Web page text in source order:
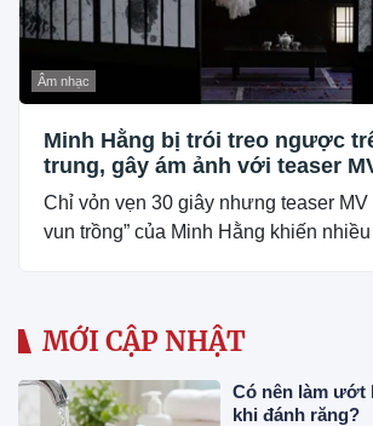
Âm nhạc
Minh Hằng bị trói treo ngược
trung, gây ám ảnh với teaser
Chỉ vỏn vẹn 30 giây nhưng teaser MV
vun trồng” của Minh Hằng khiến
MỚI CẬP NHẬT
Có nên làm ướt
khi đánh răng?